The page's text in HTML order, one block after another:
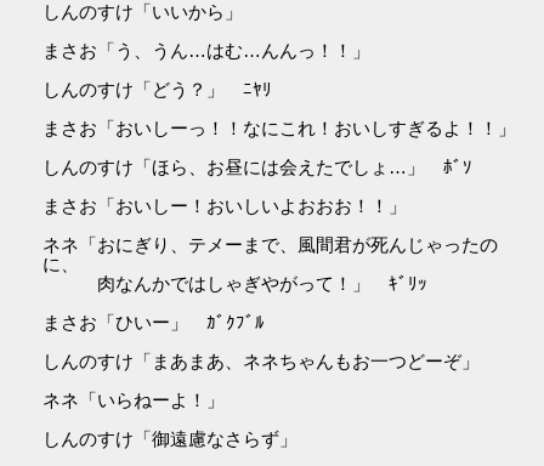
しんのすけ「いいから」
まさお「う、うん…はむ…んんっ！！」
しんのすけ「どう？」 ﾆﾔﾘ
まさお「おいしーっ！！なにこれ！おいしすぎるよ！！」
しんのすけ「ほら、お昼には会えたでしょ…」 ﾎﾞｿ
まさお「おいしー！おいしいよおおお！！」
ネネ「おにぎり、テメーまで、風間君が死んじゃったの
に、
肉なんかではしゃぎやがって！」 ｷﾞﾘｯ
まさお「ひいー」 ｶﾞｸﾌﾞﾙ
しんのすけ「まあまあ、ネネちゃんもお一つどーぞ」
ネネ「いらねーよ！」
しんのすけ「御遠慮なさらず」